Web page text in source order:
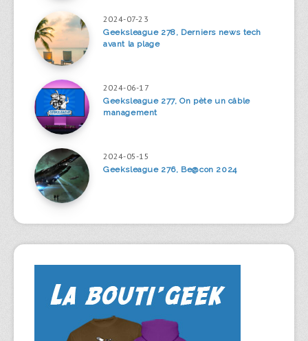
2024-07-23
Geeksleague 278, Derniers news tech
avant la plage
2024-06-17
Geeksleague 277, On pète un câble
management
2024-05-15
Geeksleague 276, Be@con 2024